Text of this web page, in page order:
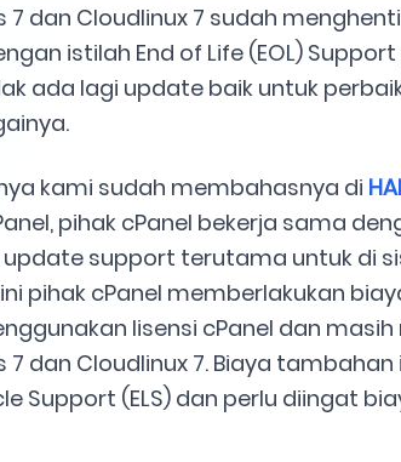
7 dan Cloudlinux 7 sudah
istilah End of Life (EOL)
ada lagi update baik untuk
kami sudah membahasnya di
pihak cPanel bekerja sama
support terutama untuk di
pihak cPanel memberlakukan
lisensi cPanel dan
dan Cloudlinux 7. Biaya
Support (ELS) dan perlu diingat